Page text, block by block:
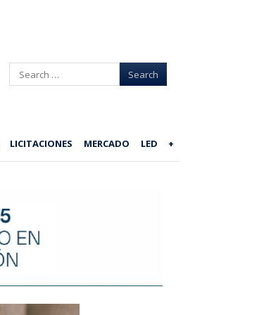
Search
LICITACIONES MERCADO LED +